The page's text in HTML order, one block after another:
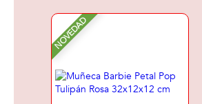
NOVEDAD